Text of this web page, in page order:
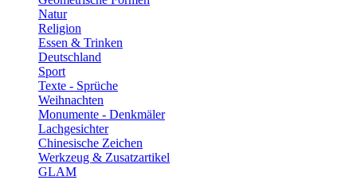
Natur
Religion
Essen & Trinken
Deutschland
Sport
Texte - Sprüche
Weihnachten
Monumente - Denkmäler
Lachgesichter
Chinesische Zeichen
Werkzeug & Zusatzartikel
GLAM